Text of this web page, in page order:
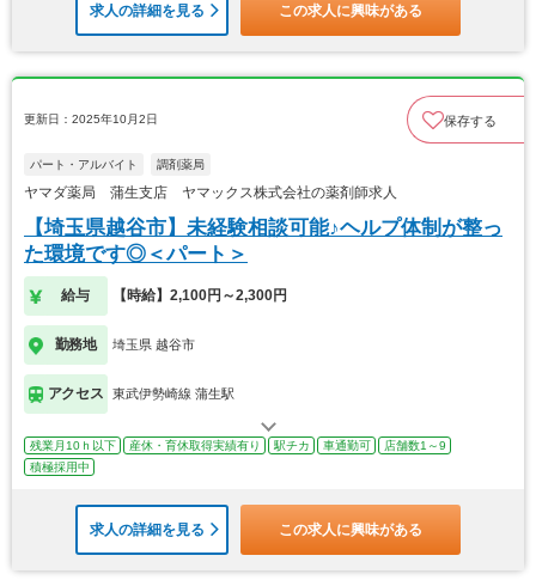
求人の詳細を見る この求人に興味がある
更新日：2025年10月2日 保存する
パート・アルバイト 調剤薬局
ヤマダ薬局 蒲生支店 ヤマックス株式会社の薬剤師求人
【埼玉県越谷市】未経験相談可能♪ヘルプ体制が整っ
た環境です◎＜パート＞
給与 【時給】2,100円～2,300円
勤務地 埼玉県 越谷市
アクセス 東武伊勢崎線 蒲生駅
残業月10ｈ以下 産休・育休取得実績有り 駅チカ 車通勤可
店舗数1～9
積極採用中
求人の詳細を見る この求人に興味がある